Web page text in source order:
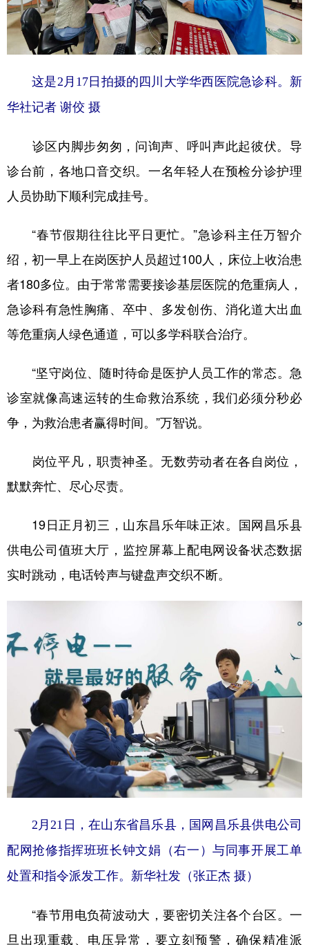
这是2月17日拍摄的四川大学华西医院急诊科。新
华社记者 谢佼 摄
诊区内脚步匆匆，问询声、呼叫声此起彼伏。导
诊台前，各地口音交织。一名年轻人在预检分诊护理
人员协助下顺利完成挂号。
“春节假期往往比平日更忙。”急诊科主任万智介
绍，初一早上在岗医护人员超过100人，床位上收治患
者180多位。由于常常需要接诊基层医院的危重病人，
急诊科有急性胸痛、卒中、多发创伤、消化道大出血
等危重病人绿色通道，可以多学科联合治疗。
“坚守岗位、随时待命是医护人员工作的常态。急
诊室就像高速运转的生命救治系统，我们必须分秒必
争，为救治患者赢得时间。”万智说。
岗位平凡，职责神圣。无数劳动者在各自岗位，
默默奔忙、尽心尽责。
19日正月初三，山东昌乐年味正浓。国网昌乐县
供电公司值班大厅，监控屏幕上配电网设备状态数据
实时跳动，电话铃声与键盘声交织不断。
2月21日，在山东省昌乐县，国网昌乐县供电公司
配网抢修指挥班班长钟文娟（右一）与同事开展工单
处置和指令派发工作。新华社发（张正杰 摄）
“春节用电负荷波动大，要密切关注各个台区。一
旦出现重载、电压异常，要立刻预警，确保精准派